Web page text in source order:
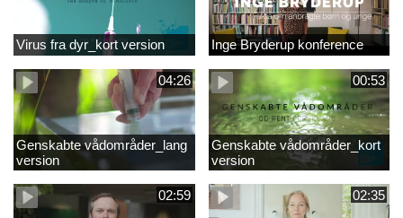
Virus fra dyr_kort version Inge Bryderup konference
04:26
Genskabte vådområder_lang
version
00:53
Genskabte vådområder_kort
version
02:59 02:35